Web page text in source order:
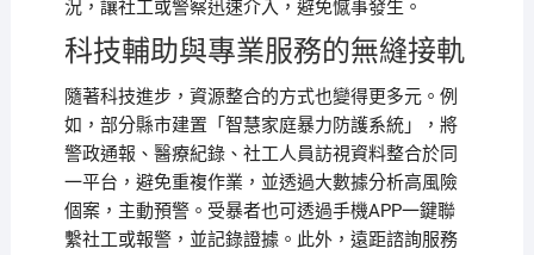
況，讓社工或警察迅速介入，避免憾事發生。
科技輔助與專業服務的無縫接軌
隨著科技進步，資源整合的方式也變得更多元。例
如，部分縣市建置「智慧家庭暴力防護系統」，將
警政通報、醫療紀錄、社工人員訪視資料整合於同
一平台，避免重複作業，並透過大數據分析高風險
個案，主動預警。受暴者也可透過手機APP一鍵聯
繫社工或報警，並記錄證據。此外，遠距諮詢服務